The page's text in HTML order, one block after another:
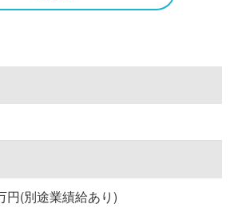
円(別途業績給あり)